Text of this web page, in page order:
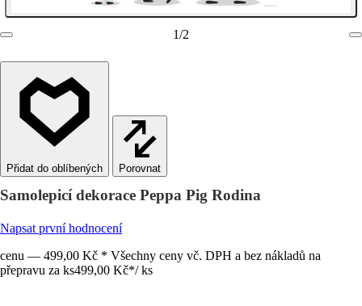
1/2
Porovnat
Samolepicí dekorace Peppa Pig Rodina
Napsat první hodnocení
cenu — 499,00 Kč * Všechny ceny vč. DPH a bez nákladů na
přepravu za ks499,00 Kč*/ ks